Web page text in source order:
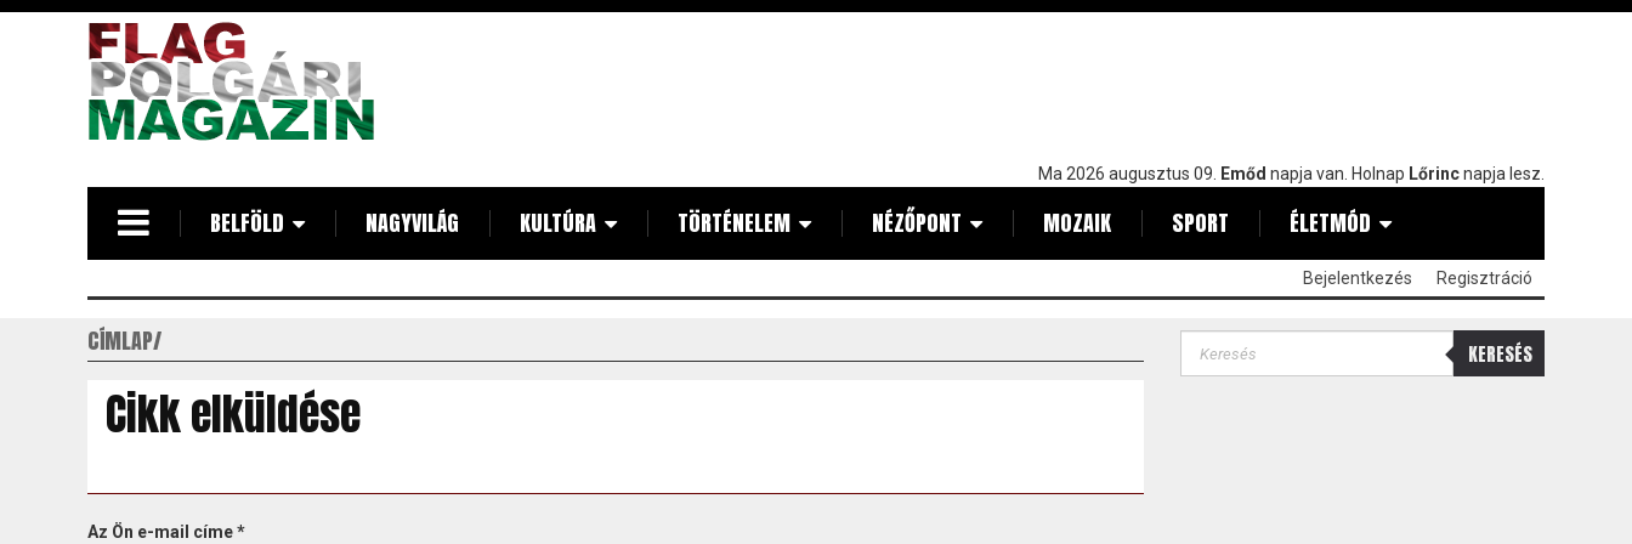
Ma 2026 augusztus 09. Emőd napja van. Holnap Lőrincnapja lesz.
BELFÖLD NAGYVILÁG KULTÚRA TÖRTÉNELEM NÉZŐPONT MOZAIK SPORT ÉLETMÓD
Bejelentkezés Regisztráció
CÍMLAP
Cikk elküldése
Az Ön e-mail címe*
KERESÉS